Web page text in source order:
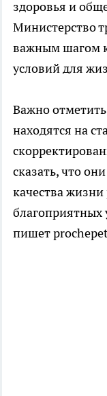
здоровья и
Министерство
важным шагом
условий для
Важно
находятся на
сказать, что
качества жизни
благоприятных
пишет